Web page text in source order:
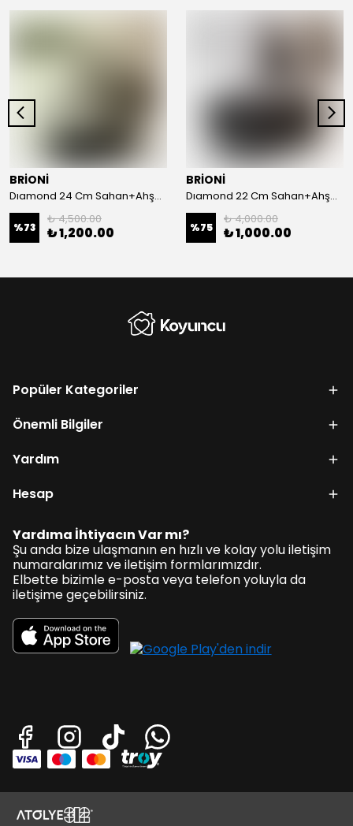
BRİONİ
Dıamond 24 Cm Sahan+Ahşap Sunum
%73
₺ 4,500.00
₺ 1,200.00
BRİONİ
Dıamond 22 Cm Sahan+Ahşap Sunum
%75
₺ 4,000.00
₺ 1,000.00
Popüler Kategoriler
Önemli Bilgiler
Yardım
Hesap
Yardıma İhtiyacın Var mı?
Şu anda bize ulaşmanın en hızlı ve kolay yolu iletişim
numaralarımız ve iletişim formlarımızdır.
Elbette bizimle e-posta veya telefon yoluyla da
iletişime geçebilirsiniz.